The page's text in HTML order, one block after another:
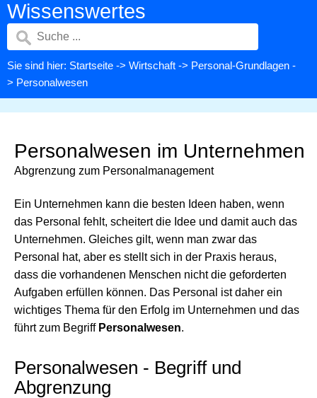
Wissenswertes
Sie sind hier: Startseite -> Wirtschaft -> Personal-Grundlagen -
> Personalwesen
Personalwesen im Unternehmen
Abgrenzung zum Personalmanagement
Ein Unternehmen kann die besten Ideen haben, wenn
das Personal fehlt, scheitert die Idee und damit auch das
Unternehmen. Gleiches gilt, wenn man zwar das
Personal hat, aber es stellt sich in der Praxis heraus,
dass die vorhandenen Menschen nicht die geforderten
Aufgaben erfüllen können. Das Personal ist daher ein
wichtiges Thema für den Erfolg im Unternehmen und das
führt zum Begriff Personalwesen.
Personalwesen - Begriff und
Abgrenzung